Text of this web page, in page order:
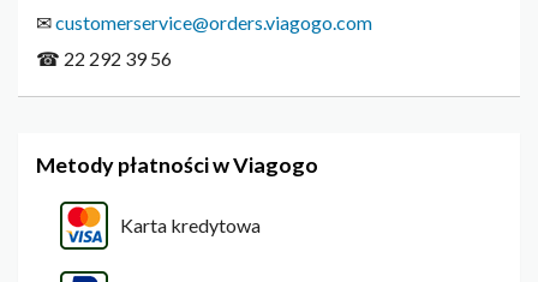
✉customerservice@orders.viagogo.com
☎ 22 292 39 56
Metody płatności w Viagogo
Karta kredytowa